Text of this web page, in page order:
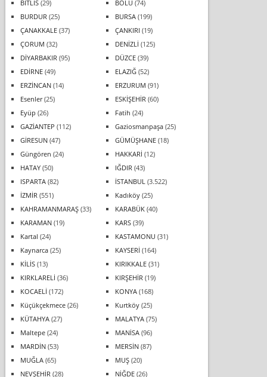
BİTLİS(29) BOLU (74)
BURDUR (25) BURSA(199)
ÇANAKKALE(37) ÇANKIRI (19)
ÇORUM (32) DENİZLİ (125)
DİYARBAKIR (95) DÜZCE(39)
EDİRNE(49) ELAZIĞ(52)
ERZİNCAN(14) ERZURUM (91)
Esenler(25) ESKİŞEHİR (60)
Eyüp (26) Fatih (24)
GAZİANTEP (112) Gaziosmanpaşa(25)
GİRESUN(47) GÜMÜŞHANE(18)
Güngören (24) HAKKARİ (12)
HATAY(50) IĞDIR (43)
ISPARTA(82) İSTANBUL (3.522)
İZMİR (551) Kadıköy(25)
KAHRAMANMARAŞ(33) KARABÜK(40)
KARAMAN(19) KARS(39)
Kartal (24) KASTAMONU (31)
Kaynarca(25) KAYSERİ (164)
KİLİS(13) KIRIKKALE(31)
KIRKLARELİ (36) KIRŞEHİR (19)
KOCAELİ (172) KONYA(168)
Küçükçekmece(26) Kurtköy(25)
KÜTAHYA(27) MALATYA(75)
Maltepe(24) MANİSA(96)
MARDİN(53) MERSİN(87)
MUĞLA(65) MUŞ(20)
NEVŞEHİR (28) NİĞDE(26)